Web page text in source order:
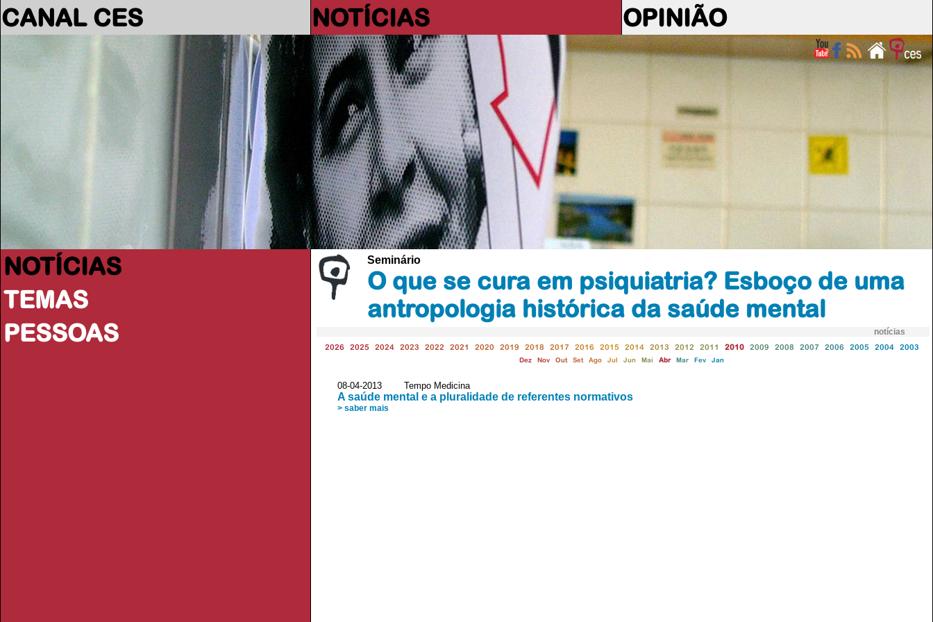
CANAL CES NOTÍCIAS OPINIÃO
NOTÍCIAS
TEMAS
PESSOAS
Seminário
O que se cura em psiquiatria? Esboço de uma
antropologia histórica da saúde mental
notícias
2026 2025 2024 2023 2022 2021 2020 2019 2018 2017 2016 2015 2014 2013 2012 2011 2010 2009 2008 2007 2006 2005 2004 2003
Dez Nov Out Set Ago Jul Jun Mai Abr Mar Fev Jan
08-04-2013 Tempo Medicina
A saúde mental e a pluralidade de referentes normativos
> saber mais